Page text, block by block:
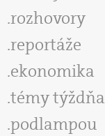
rozhovory
reportáže
ekonomika
témy týždňa
podlampou